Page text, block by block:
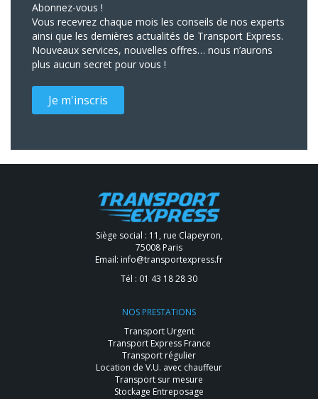
Abonnez-vous !
Vous recevrez chaque mois les conseils de nos experts
ainsi que les dernières actualités de Transport Express.
Nouveaux services, nouvelles offres… nous n’aurons
plus aucun secret pour vous !
Je m'inscris
Siège social : 11, rue Clapeyron,
75008 Paris
Email: info@transportexpress.fr
Tél : 01 43 18 28 30
NOS PRESTATIONS
Transport Urgent
Transport Express France
Transport régulier
Location de V.U. avec chauffeur
Transport sur mesure
Stockage Entreposage